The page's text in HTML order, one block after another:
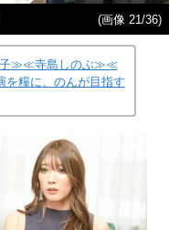
(画像 21/36)
≫≪寺島しのぶ≫≪
糧に、のんが目指す